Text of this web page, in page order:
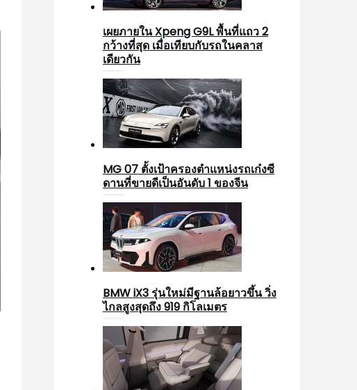
เผยภายใน Xpeng G9L พื้นที่แถว 2
กว้างที่สุด เมื่อเทียบกับรถในคลาส
เดียวกัน
MG 07 ตั้งเป้าครองตำแหน่งรถเก๋งซี
ดานที่ขายดีเป็นอันดับ 1 ของจีน
BMW iX3 รุ่นใหม่มีฐานล้อยาวขึ้น วิ่ง
ไกลสูงสุดถึง 919 กิโลเมตร